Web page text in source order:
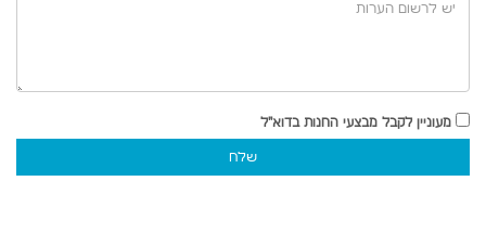
מעוניין לקבל מבצעי החנות בדוא"ל